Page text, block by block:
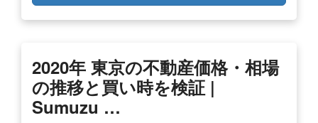
2020年 東京の不動産価格・相場
の推移と買い時を検証 |
Sumuzu …